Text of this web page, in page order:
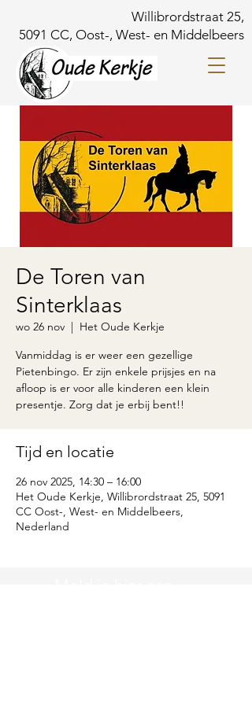
Willibrordstraat 25,
5091 CC, Oost-, West- en Middelbeers
De Toren van
Sinterklaas
wo 26 nov
  |
Het Oude Kerkje
Vanmiddag is er weer een gezellige
Pietenbingo. Er zijn enkele prijsjes en na
afloop is er voor alle kinderen een klein
presentje. Zorg dat je erbij bent!!
Tijd en locatie
26 nov 2025, 14:30 – 16:00
Het Oude Kerkje, Willibrordstraat 25, 5091
CC Oost-, West- en Middelbeers,
Nederland